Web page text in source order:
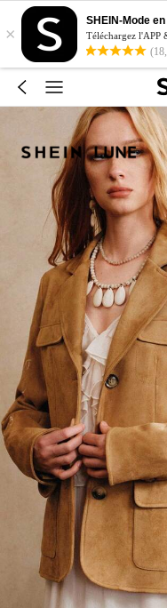
×
SHEIN-Mode
Téléchargez l'APP